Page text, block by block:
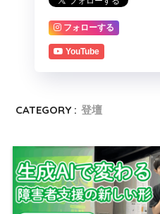
フォローする
YouTube
CATEGORY : 登壇